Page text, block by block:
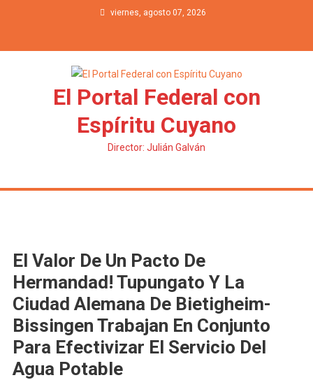
viernes, agosto 07, 2026
El Portal Federal con
Espíritu Cuyano
Director: Julián Galván
El Valor De Un Pacto De
Hermandad! Tupungato Y La
Ciudad Alemana De Bietigheim-
Bissingen Trabajan En Conjunto
Para Efectivizar El Servicio Del
Agua Potable